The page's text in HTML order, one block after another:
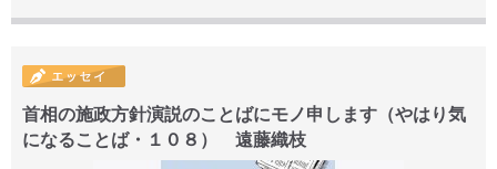
首相の施政方針演説のことばにモノ申します（やはり気
になることば・１０８） 遠藤織枝